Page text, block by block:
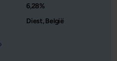
6,28%
Diest, België
Diest, België - Leensom: